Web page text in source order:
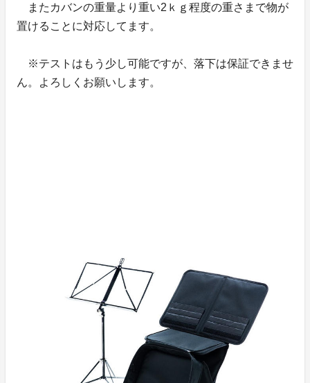
またカバンの重量より重い2ｋｇ程度の重さまで物が
置けることに対応してます。
※テストはもう少し可能ですが、落下は保証できませ
ん。よろしくお願いします。